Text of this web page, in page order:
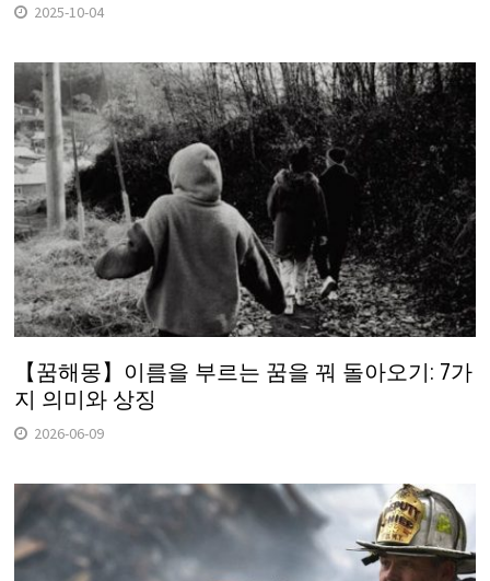
2025-10-04
【꿈해몽】이름을 부르는 꿈을 꿔 돌아오기: 7가
지 의미와 상징
2026-06-09